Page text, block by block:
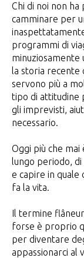
Chi di noi non ha
camminare per
programmi di
minuziosamente
la storia recente
servono più a
tipo di attitudine
gli imprevisti,
necessario.
Oggi più che
lungo periodo, di
e capire in quale
fa la vita.
Il termine
forse è proprio
per diventare
appassionarci al